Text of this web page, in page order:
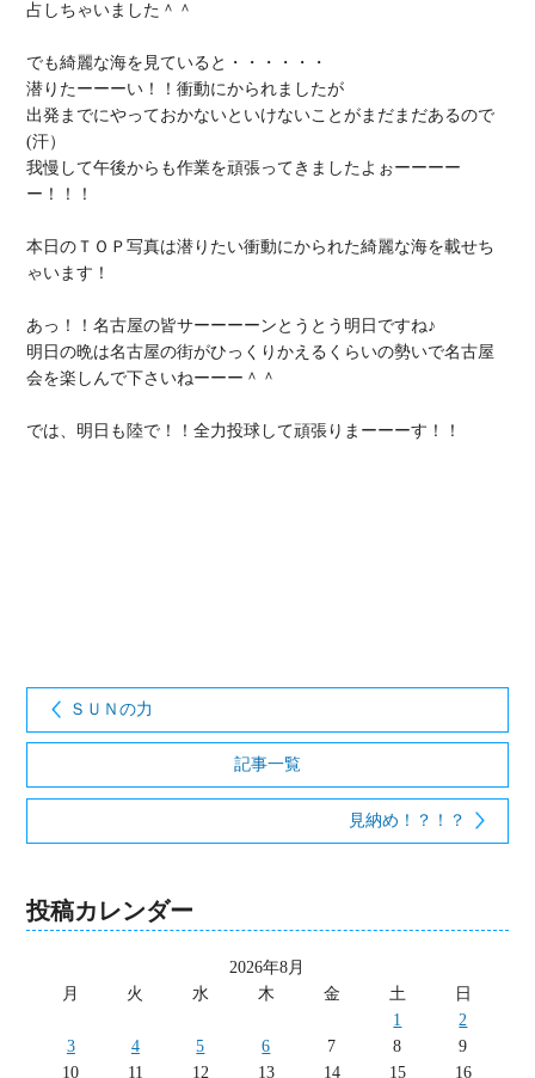
占しちゃいました＾＾
でも綺麗な海を見ていると・・・・・・
潜りたーーーい！！衝動にかられましたが
出発までにやっておかないといけないことがまだまだあるので
(汗）
我慢して午後からも作業を頑張ってきましたよぉーーーー
ー！！！
本日のＴＯＰ写真は潜りたい衝動にかられた綺麗な海を載せち
ゃいます！
あっ！！名古屋の皆サーーーーンとうとう明日ですね♪
明日の晩は名古屋の街がひっくりかえるくらいの勢いで名古屋
会を楽しんで下さいねーーー＾＾
では、明日も陸で！！全力投球して頑張りまーーーす！！
ＳＵＮの力
記事一覧
見納め！？！？
投稿カレンダー
2026年8月
月
火 水 木 金 土
日
1
2
3
4 5 6 7 8
9
10
11 12 13 14 15
16